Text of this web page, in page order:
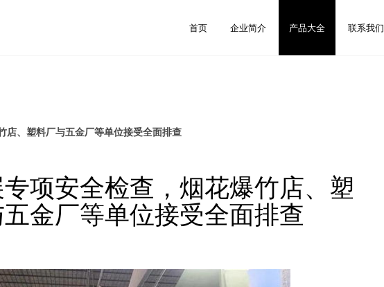
首页 企业简介 产品大全 联系我们
店、塑料厂与五金厂等单位接受全面排查
项安全检查，烟花爆竹店、塑
金厂等单位接受全面排查